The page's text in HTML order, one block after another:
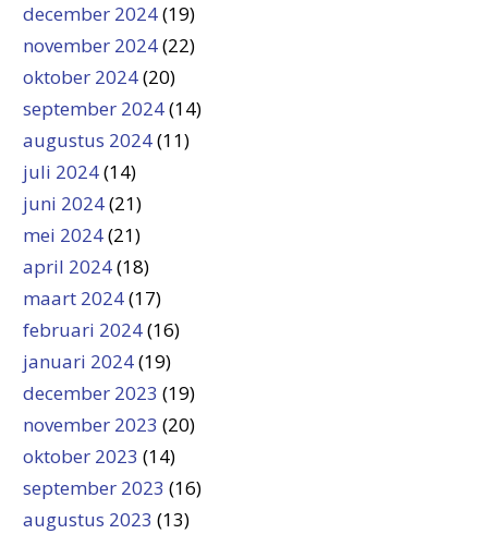
december 2024(19)
november 2024(22)
oktober 2024(20)
september 2024(14)
augustus 2024(11)
juli 2024(14)
juni 2024(21)
mei 2024(21)
april 2024(18)
maart 2024(17)
februari 2024(16)
januari 2024(19)
december 2023 (19)
november 2023 (20)
oktober 2023 (14)
september 2023 (16)
augustus 2023 (13)